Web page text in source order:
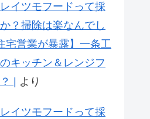
イツモフードって採
？掃除は楽なんでし
宅営業が暴露】一条工
キッチン＆レンジフ
|
より
イツモフードって採